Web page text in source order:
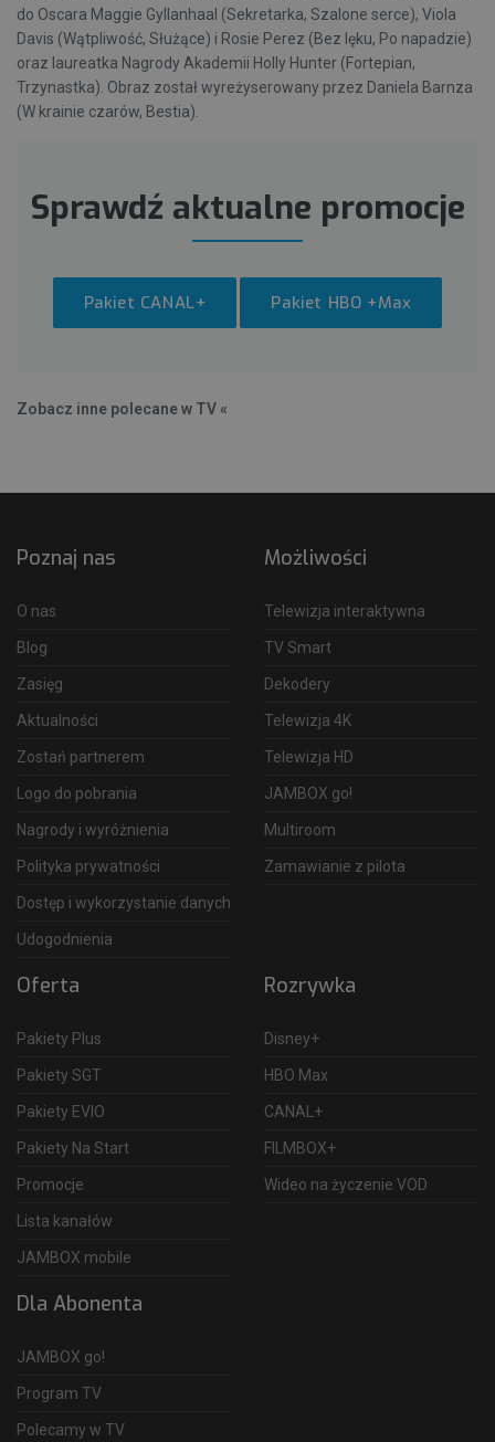
do Oscara Maggie Gyllanhaal (Sekretarka, Szalone serce), Viola
Davis (Wątpliwość, Służące) i Rosie Perez (Bez lęku, Po napadzie)
oraz laureatka Nagrody Akademii Holly Hunter (Fortepian,
Trzynastka). Obraz został wyreżyserowany przez Daniela Barnza
(W krainie czarów, Bestia).
Sprawdź aktualne promocje
Pakiet CANAL+ Pakiet HBO +Max
Zobacz inne polecane w TV «
Poznaj nas
O nas
Blog
Zasięg
Aktualności
Zostań partnerem
Logo do pobrania
Nagrody i wyróżnienia
Polityka prywatności
Dostęp i wykorzystanie danych
Udogodnienia
Możliwości
Telewizja interaktywna
TV Smart
Dekodery
Telewizja 4K
Telewizja HD
JAMBOX go!
Multiroom
Zamawianie z pilota
Oferta
Pakiety Plus
Pakiety SGT
Pakiety EVIO
Pakiety Na Start
Promocje
Lista kanałów
JAMBOX mobile
Rozrywka
Disney+
HBO Max
CANAL+
FILMBOX+
Wideo na życzenie VOD
Dla Abonenta
JAMBOX go!
Program TV
Polecamy w TV